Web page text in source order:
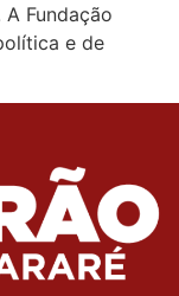
Fundação
e de